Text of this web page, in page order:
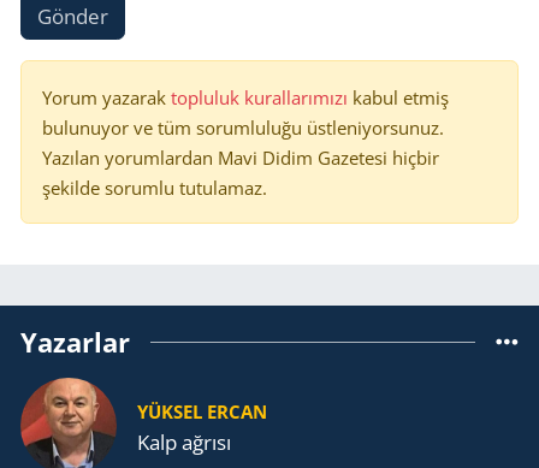
Gönder
Yorum yazarak topluluk kurallarımızı kabul etmiş
bulunuyor ve tüm sorumluluğu üstleniyorsunuz.
Yazılan yorumlardan Mavi Didim Gazetesi hiçbir
şekilde sorumlu tutulamaz.
Yazarlar
YÜKSEL ERCAN
Kalp ağrısı